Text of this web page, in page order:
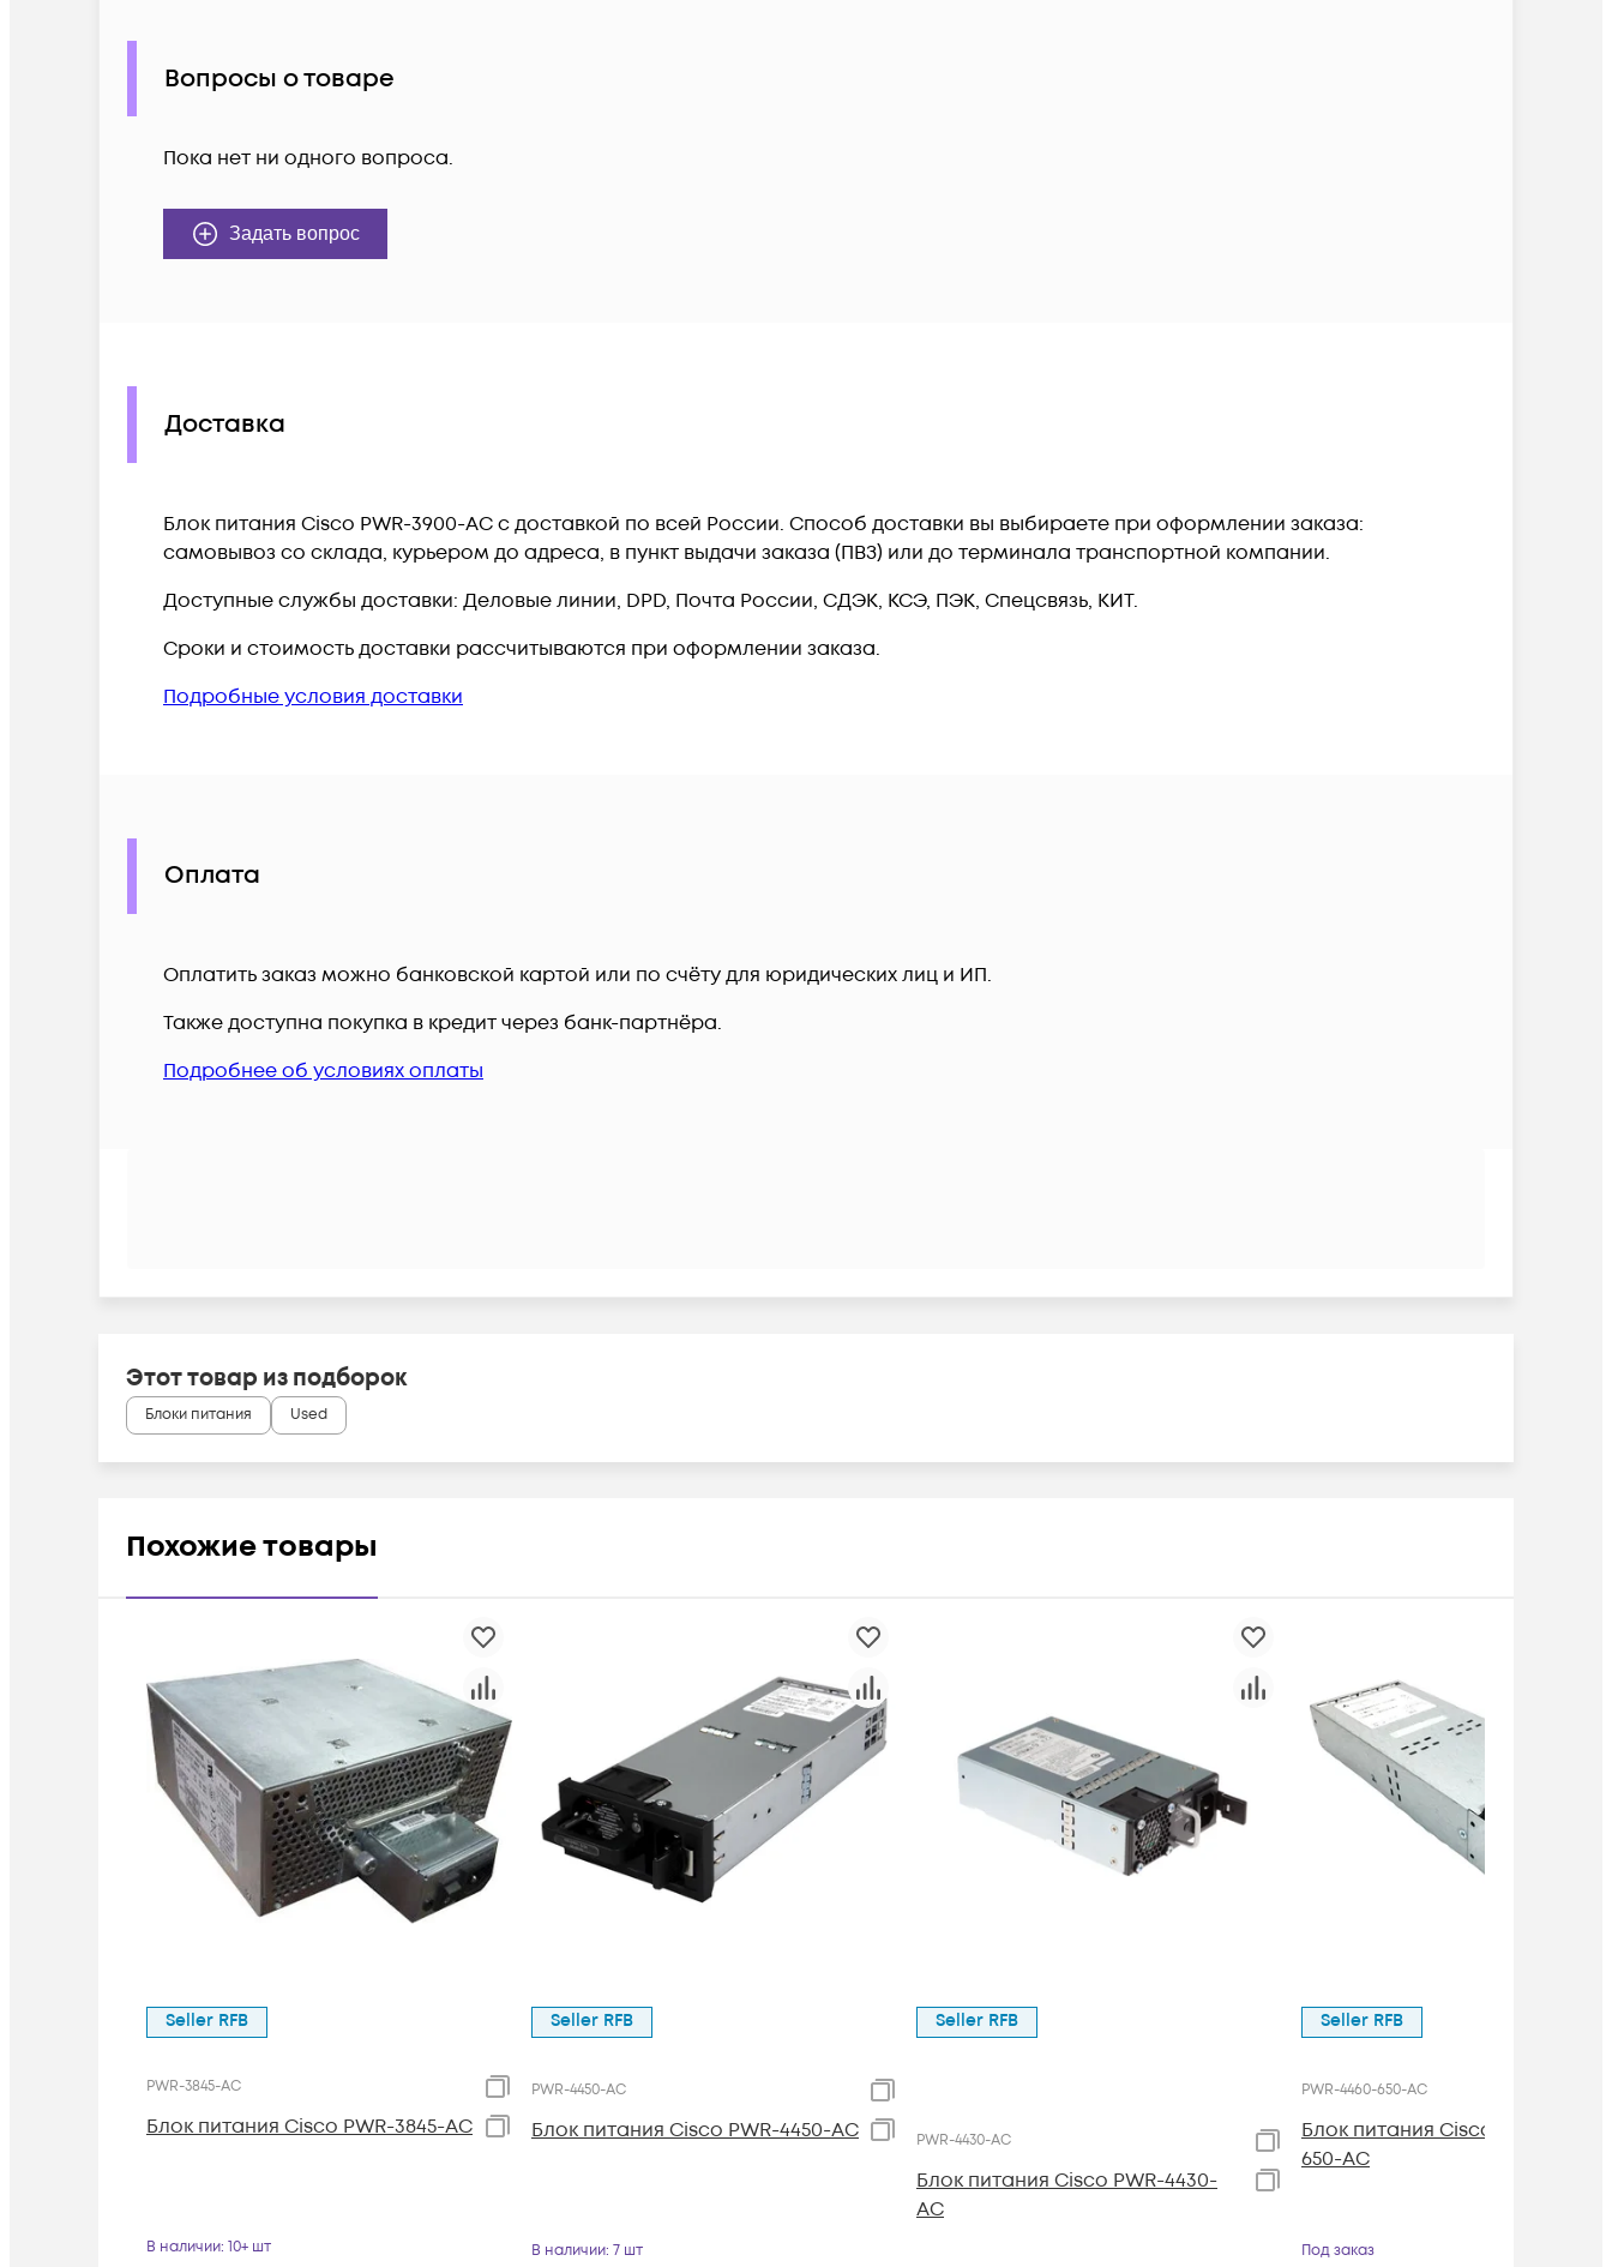
Вопросы о товаре
Пока нет ни одного вопроса.
Задать вопрос
Доставка
Блок питания Cisco PWR-3900-AC c доставкой по всей России. Способ доставки вы выбираете при оформлении заказа:
самовывоз со склада, курьером до адреса, в пункт выдачи заказа (ПВЗ) или до терминала транспортной компании.
Доступные службы доставки: Деловые линии, DPD, Почта России, СДЭК, КСЭ, ПЭК, Спецсвязь, КИТ.
Сроки и стоимость доставки рассчитываются при оформлении заказа.
Подробные условия доставки
Оплата
Оплатить заказ можно банковской картой или по счёту для юридических лиц и ИП.
Также доступна покупка в кредит через банк-партнёра.
Подробнее об условиях оплаты
Этот товар из подборок
Блоки питания Used
Похожие товары
Seller RFB
PWR-3845-AC
Блок питания Cisco PWR-3845-AC
В наличии: 10+ шт
Seller RFB
PWR-4450-AC
Блок питания Cisco PWR-4450-AC
В наличии: 7 шт
Seller RFB
PWR-4430-AC
Блок питания Cisco PWR-4430-
AC
Seller RFB
PWR-4460-650-AC
Блок питания Cisco PWR-4460-
650-AC
Под заказ